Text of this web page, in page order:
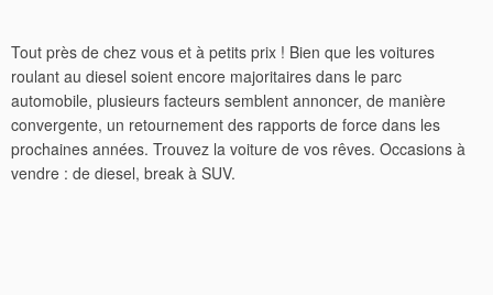
Tout près de chez vous et à petits prix ! Bien que les voitures
roulant au diesel soient encore majoritaires dans le parc
automobile, plusieurs facteurs semblent annoncer, de manière
convergente, un retournement des rapports de force dans les
prochaines années. Trouvez la voiture de vos rêves. Occasions à
vendre : de diesel, break à SUV.